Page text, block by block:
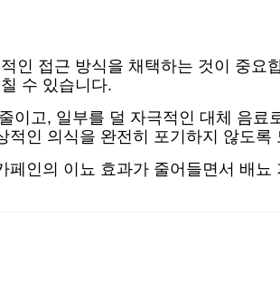
인 접근 방식을 채택하는 것이 중요
수 있습니다.
고, 일부를 덜 자극적인 대체 음
인 의식을 완전히 포기하지 않도록
인의 이뇨 효과가 줄어들면서 배